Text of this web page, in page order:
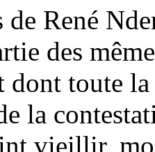
de René
des
dont toute
la
vieillir,